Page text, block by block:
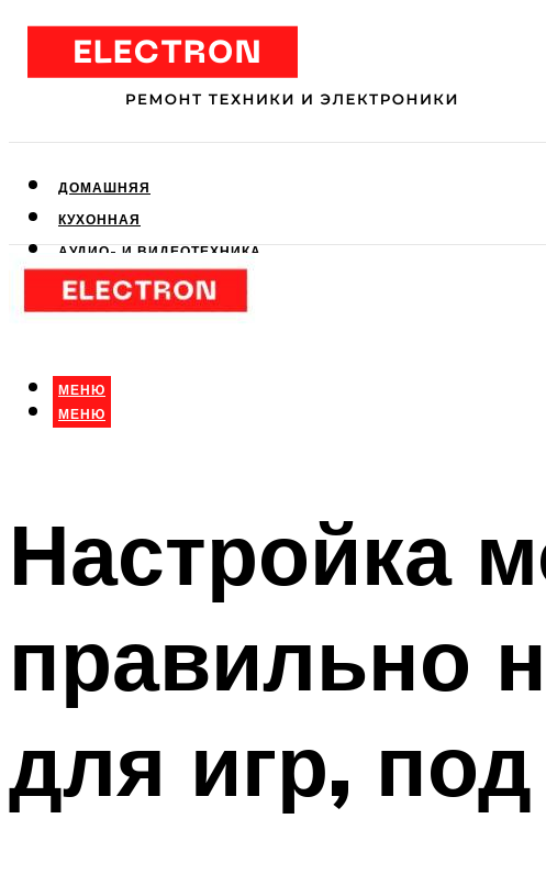
ДОМАШНЯЯ
КУХОННАЯ
АУДИО- И ВИДЕОТЕХНИКА
КЛИМАТИЧЕСКАЯ
ДЛЯ КРАСОТЫ
МЕНЮ
МЕНЮ
Настройка
правильно
для игр,